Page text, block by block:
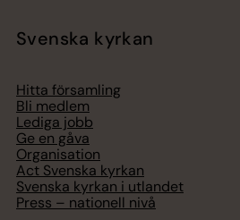
Svenska kyrkan
Hitta församling
Bli medlem
Lediga jobb
Ge en gåva
Organisation
Act Svenska kyrkan
Svenska kyrkan i utlandet
Press – nationell nivå